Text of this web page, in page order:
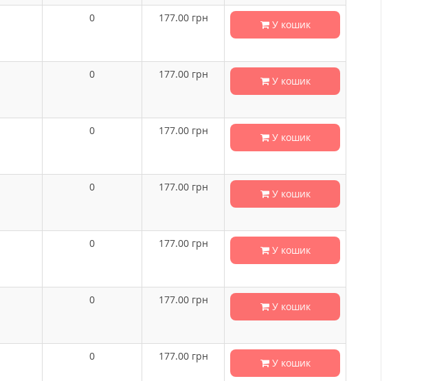
0 177.00грн
У кошик
0 177.00грн
У кошик
0 177.00грн
У кошик
0 177.00грн
У кошик
0 177.00грн
У кошик
0 177.00грн
У кошик
0 177.00грн
У кошик